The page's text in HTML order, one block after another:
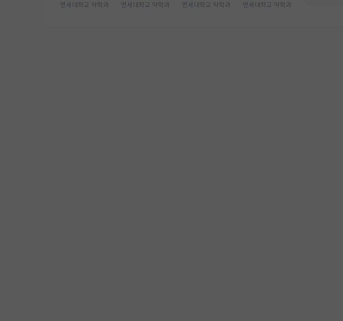
연세대학교 약학과 연세대학교 약학과 연세대학교 약학과 연세대학교 약학과